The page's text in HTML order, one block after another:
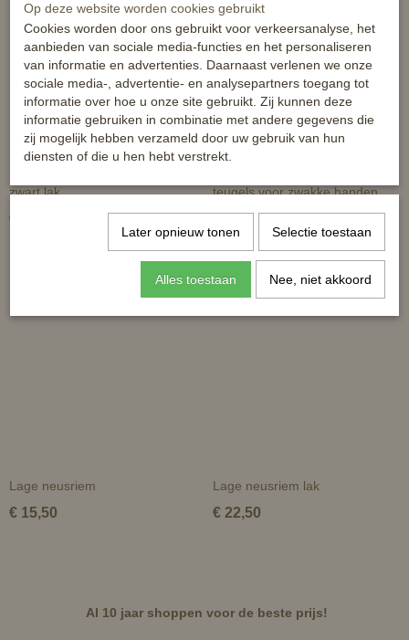
zwart lak
€ 12,95
teugels voor zwakke handen
€ 124,95
Lage neusriem
€ 15,50
Lage neusriem lak
€ 22,50
Al 10 jaar shoppen voor de beste prijs!
Op deze website worden cookies gebruikt
Cookies worden door ons gebruikt voor verkeersanalyse, het
aanbieden van sociale media-functies en het personaliseren
van informatie en advertenties. Daarnaast verlenen we onze
sociale media-, advertentie- en analysepartners toegang tot
informatie over hoe u onze site gebruikt. Zij kunnen deze
informatie gebruiken in combinatie met andere gegevens die
zij mogelijk hebben verzameld door uw gebruik van hun
diensten of die u hen hebt verstrekt.
Later opnieuw tonen Selectie toestaan
Alles toestaan Nee, niet akkoord